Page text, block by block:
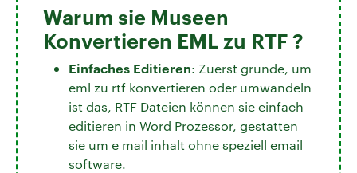
Warum sie Museen
Konvertieren EML zu RTF ?
Einfaches Editieren: Zuerst grunde, um
eml zu rtf konvertieren oder umwandeln
ist das, RTF Dateien können sie einfach
editieren in Word Prozessor, gestatten
sie um e mail inhalt ohne speziell email
software.